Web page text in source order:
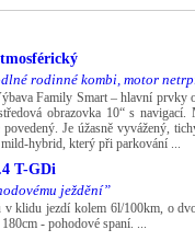
rodinné kombi, motor
Family Smart – hlavní prvky
obrazovka 10“ s
Je úžasně vyvážený,
hybrid, který při parkování ...
T-GDi
ježdění”
klidu jezdí kolem 6l/100km, o
- pohodové spaní. ...